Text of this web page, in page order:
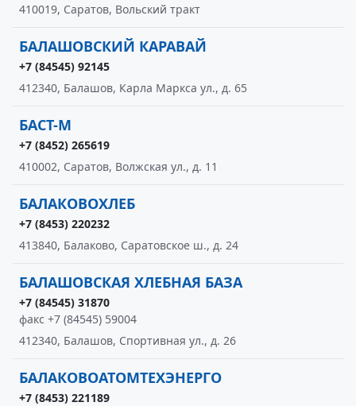
410019, Саратов, Вольский тракт
БАЛАШОВСКИЙ КАРАВАЙ
+7 (84545) 92145
412340, Балашов, Карла Маркса ул., д. 65
БАСТ-М
+7 (8452) 265619
410002, Саратов, Волжская ул., д. 11
БАЛАКОВОХЛЕБ
+7 (8453) 220232
413840, Балаково, Саратовское ш., д. 24
БАЛАШОВСКАЯ ХЛЕБНАЯ БАЗА
+7 (84545) 31870
факс +7 (84545) 59004
412340, Балашов, Спортивная ул., д. 26
БАЛАКОВОАТОМТЕХЭНЕРГО
+7 (8453) 221189